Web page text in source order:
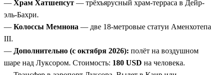
— Храм Хатшепсут — трёхъярусный храм-терраса в Дейр-
эль-Бахри.
— Колоссы Мемнона — две 18-метровые статуи Аменхотепа
III.
— Дополнительно (с октября 2026): полёт на воздушном
шаре над Луксором. Стоимость: 180 USD на человека.